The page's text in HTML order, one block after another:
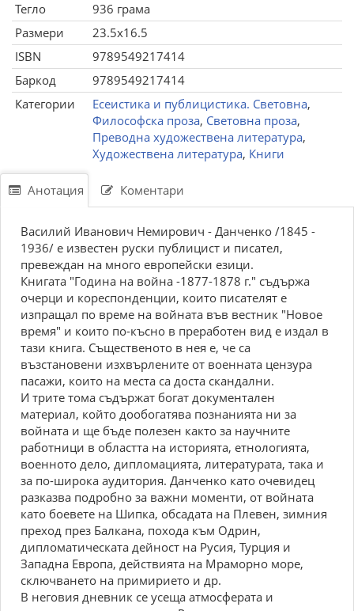
Тегло
936 грама
Размери
23.5x16.5
ISBN
9789549217414
Баркод
9789549217414
Категории
Есеистика и публицистика. Световна,
Философска проза, Световна проза,
Преводна художествена литература,
Художествена литература, Книги
Анотация Коментари
Василий Иванович Немирович - Данченко /1845 -
1936/ е известен руски публицист и писател,
превеждан на много европейски езици.
Книгата "Година на война -1877-1878 г." съдържа
очерци и кореспонденции, които писателят е
изпращал по време на войната във вестник "Новое
время" и които по-късно в преработен вид е издал в
тази книга. Същественото в нея е, че са
възстановени изхвърлените от военната цензура
пасажи, които на места са доста скандални.
И трите тома съдържат богат документален
материал, който дообогатява познанията ни за
войната и ще бъде полезен както за научните
работници в областта на историята, етнологията,
военното дело, дипломацията, литературата, така и
за по-широка аудитория. Данченко като очевидец
разказва подробно за важни моменти, от войната
като боевете на Шипка, обсадата на Плевен, зимния
преход през Балкана, похода към Одрин,
дипломатическата дейност на Русия, Турция и
Западна Европа, действията на Мраморно море,
сключването на примирието и др.
В неговия дневник се усеща атмосферата и